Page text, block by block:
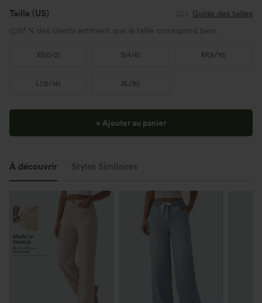
Taille (US)
Guide des tailles
97 % des clients estiment que la taille correspond bien.
XS(0/2) S(4/6) M (8/10)
L(12/14) XL(16)
+ Ajouter au panier
À découvrir Styles Similaires